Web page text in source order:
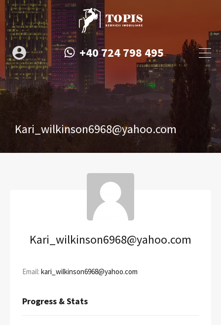
+40 724 798 495
Kari_wilkinson6968@yahoo.com
Kari_wilkinson6968@yahoo.com
Email: kari_wilkinson6968@yahoo.com
Progress & Stats